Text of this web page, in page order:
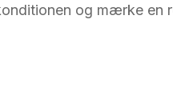
og mærke en